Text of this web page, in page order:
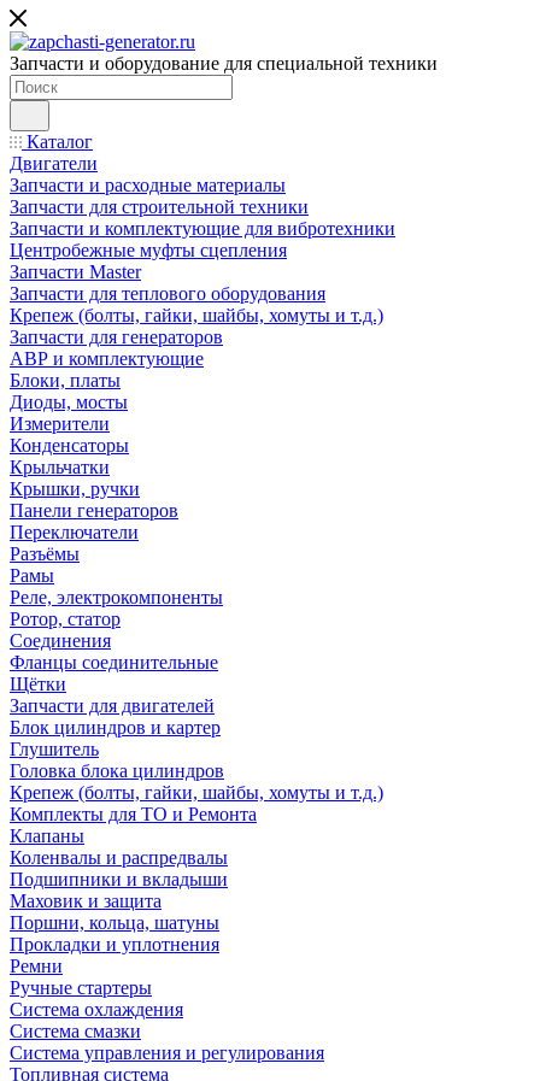
Запчасти и оборудование для специальной техники
Каталог
Двигатели
Запчасти и расходные материалы
Запчасти для строительной техники
Запчасти и комплектующие для вибротехники
Центробежные муфты сцепления
Запчасти Master
Запчасти для теплового оборудования
Крепеж (болты, гайки, шайбы, хомуты и т.д.)
Запчасти для генераторов
АВР и комплектующие
Блоки, платы
Диоды, мосты
Измерители
Конденсаторы
Крыльчатки
Крышки, ручки
Панели генераторов
Переключатели
Разъёмы
Рамы
Реле, электрокомпоненты
Ротор, статор
Соединения
Фланцы соединительные
Щётки
Запчасти для двигателей
Блок цилиндров и картер
Глушитель
Головка блока цилиндров
Крепеж (болты, гайки, шайбы, хомуты и т.д.)
Комплекты для ТО и Ремонта
Клапаны
Коленвалы и распредвалы
Подшипники и вкладыши
Маховик и защита
Поршни, кольца, шатуны
Прокладки и уплотнения
Ремни
Ручные стартеры
Система охлаждения
Система смазки
Система управления и регулирования
Топливная система